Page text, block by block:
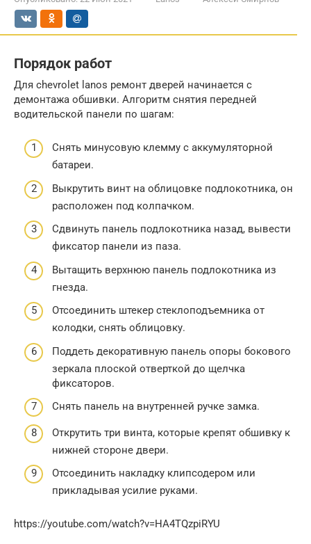
Порядок работ
Для chevrolet lanos ремонт дверей начинается с
демонтажа обшивки. Алгоритм снятия передней
водительской панели по шагам:
Снять минусовую клемму с аккумуляторной
батареи.
Выкрутить винт на облицовке подлокотника, он
расположен под колпачком.
Сдвинуть панель подлокотника назад, вывести
фиксатор панели из паза.
Вытащить верхнюю панель подлокотника из
гнезда.
Отсоединить штекер стеклоподъемника от
колодки, снять облицовку.
Поддеть декоративную панель опоры бокового
зеркала плоской отверткой до щелчка
фиксаторов.
Снять панель на внутренней ручке замка.
Открутить три винта, которые крепят обшивку к
нижней стороне двери.
Отсоединить накладку клипсодером или
прикладывая усилие руками.
https://youtube.com/watch?v=HA4TQzpiRYU